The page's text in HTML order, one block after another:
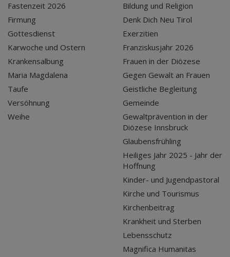
Fastenzeit 2026
Firmung
Gottesdienst
Karwoche und Ostern
Krankensalbung
Maria Magdalena
Taufe
Versöhnung
Weihe
Bildung und Religion
Denk Dich Neu Tirol
Exerzitien
Franziskusjahr 2026
Frauen in der Diözese
Gegen Gewalt an Frauen
Geistliche Begleitung
Gemeinde
Gewaltprävention in der
Diözese Innsbruck
Glaubensfrühling
Heiliges Jahr 2025 - Jahr der
Hoffnung
Kinder- und Jugendpastoral
Kirche und Tourismus
Kirchenbeitrag
Krankheit und Sterben
Lebensschutz
Magnifica Humanitas